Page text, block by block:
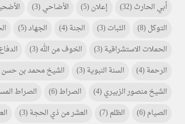
أبي الحارث(32) إعلان(5) الأضاحي(3)
التوكل(8) الثبات(3) الجنة(4) الجهاد(5)
الحملات الاستشراقية(3) الخوف من الله(3) الدفاع
الرحمة(4) السنة النبوية(3) الشيخ محمد بن حسن
الشيخ منصور الزبيري(4) الصراط(6) الصراط
الصيام(6) الظلم(7) العشر من ذي الحجة(3)